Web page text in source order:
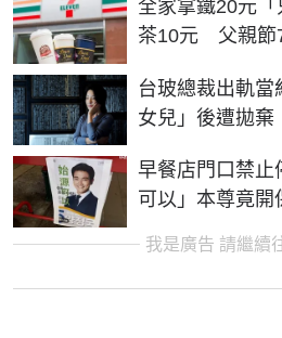
全家拿鐵20元
茶10元 父親節
台玻總裁出軌當
女兒」後遭拋
早餐店門口禁止
可以」本尊竟開
我是廣告 請繼續